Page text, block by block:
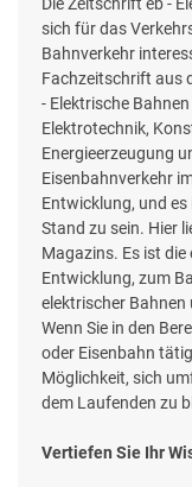
sich für das
Bahnverkehr
Fachzeitschrift aus
- Elektrische
Elektrotechnik,
Energieerzeugung
Eisenbahnverkehr
Entwicklung, und
Stand zu sein. Hier
Magazins. Es ist
Entwicklung, zum
elektrischer Bahnen
Wenn Sie in den
oder Eisenbahn
Möglichkeit, sich
dem Laufenden zu
Vertiefen Sie Ihr